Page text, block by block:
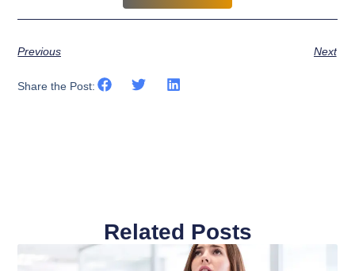
Previous Next
Share the Post:
Related Posts